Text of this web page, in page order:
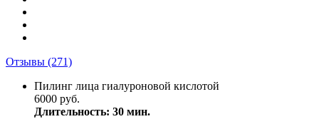
Отзывы (271)
Пилинг лица гиалуроновой кислотой
6000 руб.
Длительность: 30 мин.